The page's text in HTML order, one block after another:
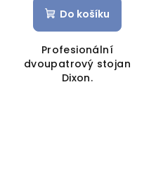
Do košíku
Profesionální
dvoupatrový stojan
Dixon.